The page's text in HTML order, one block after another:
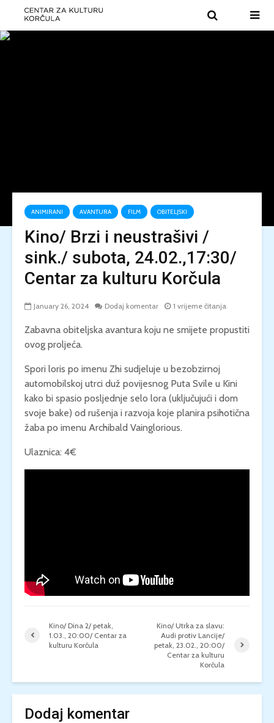
ANIMIRANI AVANTURA FILM OBITELJSKI
Kino/ Brzi i neustrašivi /
sink./ subota, 24.02.,17:30/
Centar za kulturu Korčula
January 26, 2024 Dodaj komentar 1 vrijeme čitanja
Zabavna obiteljska avantura koju ne smijete propustiti
ovog proljeća.
Spori loris po imenu Zhi sudjeluje u bezobzirnoj
automobilskoj utrci duž povijesnog Puta Svile u Kini
kako bi spasio posljednje selo lora (uključujući i dom
svoje bake) od rušenja i razvoja koje planira psihotična
žaba po imenu Archibald Vainglorious.
Ulaznica: 4€
Kino/ Dina 2/ petak,
1.03., 20:00/ Centar za
kulturu Korčula
Kino/ Utrka za slavu:
Audi protiv Lancije/
petak, 23.02., 20:00/
Centar za kulturu
Korčula
Dodaj komentar